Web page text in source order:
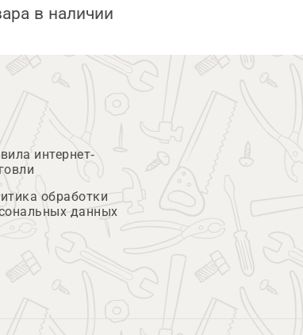
в наличии
интернет-
обработки
данных